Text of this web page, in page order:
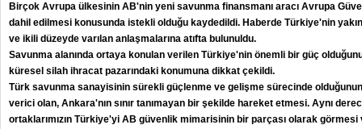
Birçok Avrupa ülkesinin AB'nin yeni savunma finansmanı aracı Avrupa
dahil edilmesi konusunda istekli olduğu kaydedildi. Haberde Türkiye'nin
ve ikili düzeyde varılan anlaşmalarına atıfta bulunuldu.
Savunma alanında ortaya konulan verilen Türkiye'nin önemli bir güç
küresel silah ihracat pazarındaki konumuna dikkat çekildi.
Türk savunma sanayisinin sürekli güçlenme ve gelişme sürecinde olduğunun
verici olan, Ankara'nın sınır tanımayan bir şekilde hareket etmesi. Aynı
ortaklarımızın Türkiye'yi AB güvenlik mimarisinin bir parçası olarak